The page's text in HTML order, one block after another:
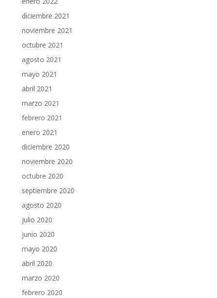
diciembre 2021
noviembre 2021
octubre 2021
agosto 2021
mayo 2021
abril 2021
marzo 2021
febrero 2021
enero 2021
diciembre 2020
noviembre 2020
octubre 2020
septiembre 2020
agosto 2020
julio 2020
junio 2020
mayo 2020
abril 2020
marzo 2020
febrero 2020